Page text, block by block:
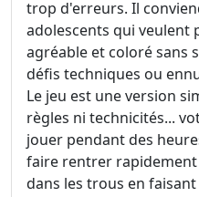
trop d'erreurs. Il
adolescents qui veulent
agréable et coloré sans
défis techniques ou
Le jeu est une version
règles ni technicités...
jouer pendant des
faire rentrer
dans les trous en